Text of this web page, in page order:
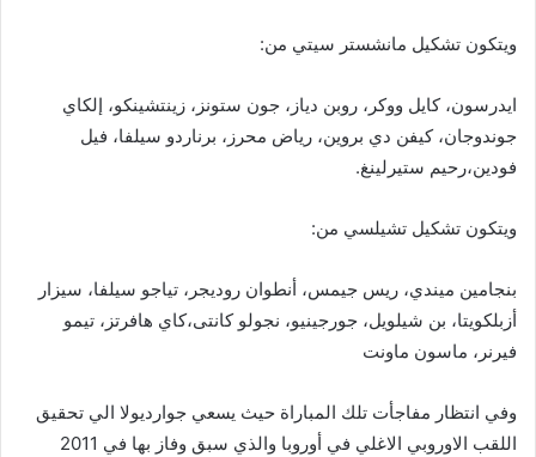
ويتكون تشكيل مانشستر سيتي من:
ايدرسون، كايل ووكر، روبن دياز، جون ستونز، زينتشينكو، إلكاي
جوندوجان، كيفن دي بروين، رياض محرز، برناردو سيلفا، فيل
فودين،رحيم ستيرلينغ.
ويتكون تشكيل تشيلسي من:
بنجامين ميندي، ريس جيمس، أنطوان روديجر، تياجو سيلفا، سيزار
أزبلكويتا، بن شيلويل، جورجينيو، نجولو كانتى،كاي هافرتز، تيمو
فيرنر ، ماسون ماونت
وفي انتظار مفاجأت تلك المباراة حيث يسعي جوارديولا الي تحقيق
اللقب الاوروبي الاغلي في أوروبا والذي سبق وفاز بها في